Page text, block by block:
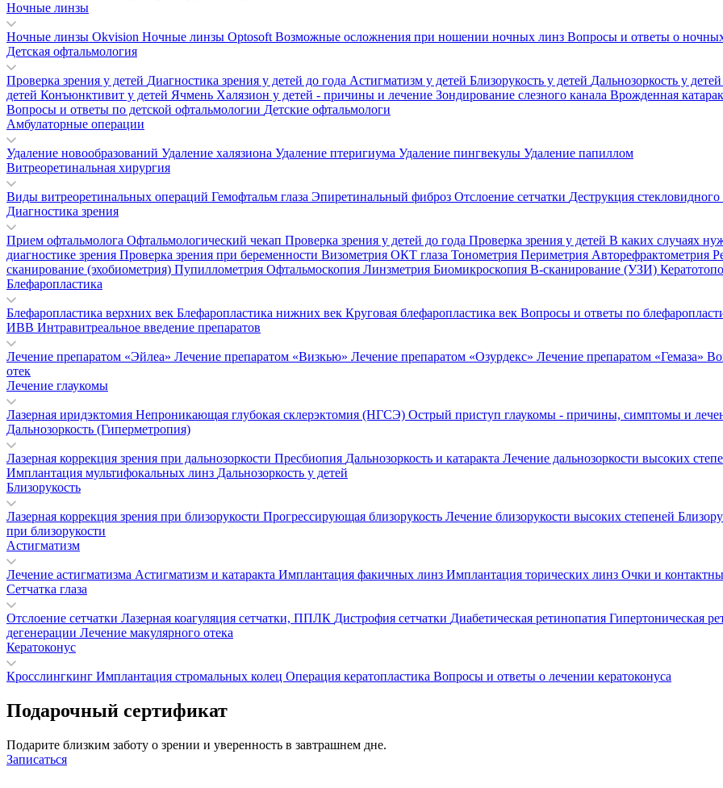
Ночные линзы
Ночные линзы Okvision Ночные линзы Optosoft Возможные осложнения при ношении ночных линз Вопросы и ответы о
Детская офтальмология
Проверка зрения у детей Диагностика зрения у детей до года Астигматизм у детей Близорукость у детей Дальнозоркость у детей
детей Конъюнктивит у детей Ячмень Халязион у детей - причины и лечение Зондирование слезного канала Врожденная
Вопросы и ответы по детской офтальмологии Детские офтальмологи
Амбулаторные операции
Удаление новообразований Удаление халязиона Удаление птеригиума Удаление пингвекулы Удаление папиллом
Витреоретинальная хирургия
Виды витреоретинальных операций Гемофтальм глаза Эпиретинальный фиброз Отслоение сетчатки Деструкция стекловидного
Диагностика зрения
Прием офтальмолога Офтальмологический чекап Проверка зрения у детей до года Проверка зрения у детей В каких случаях
диагностике зрения Проверка зрения при беременности Визометрия ОКТ глаза Тонометрия Периметрия Авторефрактометрия
сканирование (эхобиометрия) Пупиллометрия Офтальмоскопия Линзметрия Биомикроскопия В-сканирование (УЗИ)
Блефаропластика
Блефаропластика верхних век Блефаропластика нижних век Круговая блефаропластика век Вопросы и ответы по
ИВВ Интравитреальное введение препаратов
Лечение препаратом «Эйлеа» Лечение препаратом «Визкью» Лечение препаратом «Озурдекс» Лечение препаратом «Гемаза»
отек
Лечение глаукомы
Лазерная иридэктомия Непроникающая глубокая склерэктомия (НГСЭ) Острый приступ глаукомы - причины, симптомы и
Дальнозоркость (Гиперметропия)
Лазерная коррекция зрения при дальнозоркости Пресбиопия Дальнозоркость и катаракта Лечение дальнозоркости высоких
Имплантация мультифокальных линз Дальнозоркость у детей
Близорукость
Лазерная коррекция зрения при близорукости Прогрессирующая близорукость Лечение близорукости высоких степеней
при близорукости
Астигматизм
Лечение астигматизма Астигматизм и катаракта Имплантация факичных линз Имплантация торических линз Очки и
Сетчатка глаза
Отслоение сетчатки Лазерная коагуляция сетчатки, ППЛК Дистрофия сетчатки Диабетическая ретинопатия Гипертоническая
дегенерации Лечение макулярного отека
Кератоконус
Кросслингкинг Имплантация стромальных колец Операция кератопластика Вопросы и ответы о лечении кератоконуса
Подарочный сертификат
Подарите близким заботу о зрении и уверенность в завтрашнем дне.
Записаться